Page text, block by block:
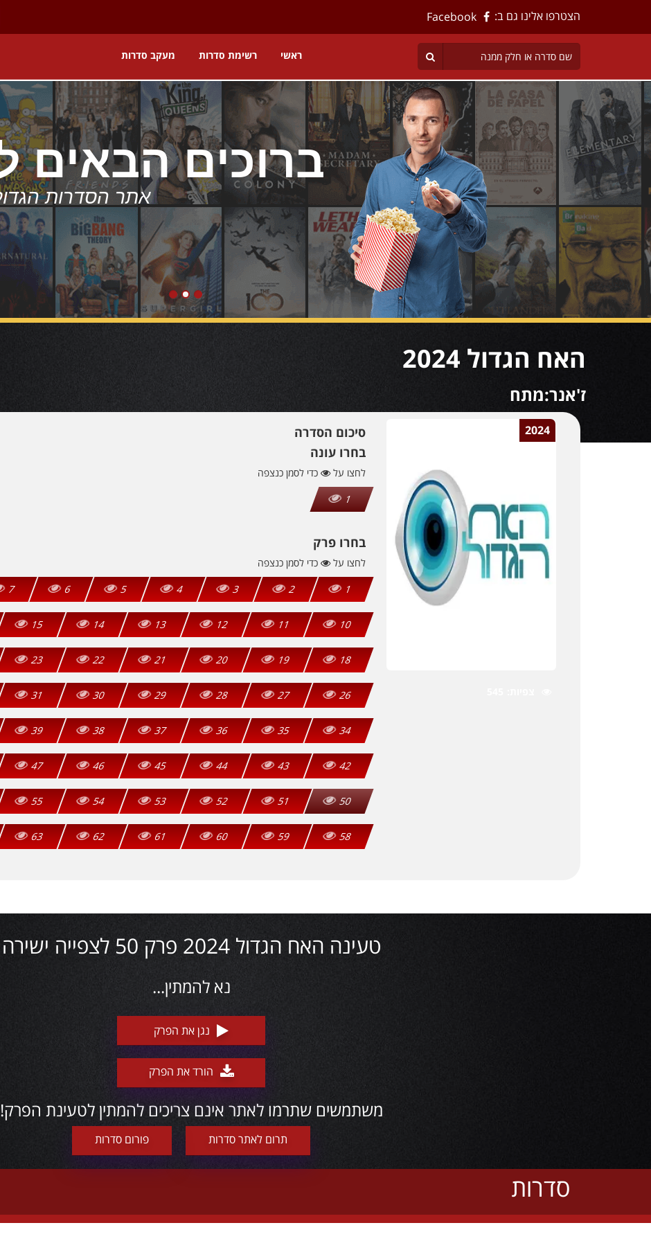
הצטרפו אלינו גם ב: Facebook
ראשי רשימת סדרות מעקב סדרות
הסרטים
בישראל לצפייה ישירה
האח הגדול 2024
ז'אנר:מתח
2024
סיכום הסדרה
בחרו עונה
לחצו על
כדי לסמן כנצפה
1
בחרו פרק
לחצו על
כדי לסמן כנצפה
1
2
3
4
5
6
7
10
11
12
13
14
15
18
19
20
21
22
23
26
27
28
29
30
31
34
35
36
37
38
39
42
43
44
45
46
47
50
51
52
53
54
55
58
59
60
61
62
63
טעינה האח הגדול 2024 פרק 50 לצפייה ישירה
נא להמתין...
נגן את הפרק
הורד את הפרק
משתמשים שתרמו לאתר אינם צריכים להמתין לטעינת הפרק!
תרום לאתר סדרות פורום סדרות
סדרות